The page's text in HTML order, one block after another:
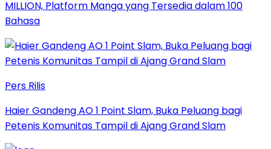
MILLION, Platform Manga yang Tersedia dalam 100
Bahasa
Pers Rilis
Haier Gandeng AO 1 Point Slam, Buka Peluang bagi
Petenis Komunitas Tampil di Ajang Grand Slam